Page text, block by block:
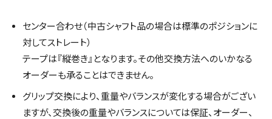
センター合わせ（中古シャフト品の場合は標準のポジションに
対してストレート）
テープは『縦巻き』となります。その他交換方法へのいかなる
オーダーも承ることはできません。
グリップ交換により、重量やバランスが変化する場合がござい
ますが、交換後の重量やバランスについては保証、オーダー、